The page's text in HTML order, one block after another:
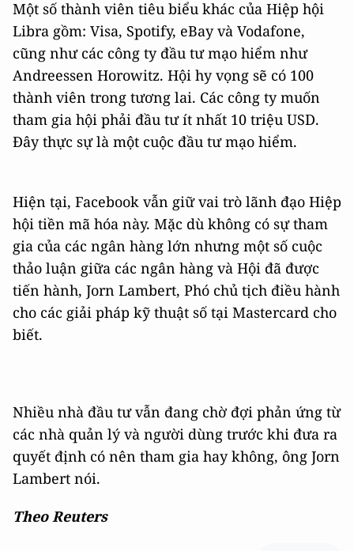
Một số thành viên tiêu biểu khác của Hiệp hội
Libra gồm: Visa, Spotify, eBay và Vodafone,
cũng như các công ty đầu tư mạo hiểm như
Andreessen Horowitz. Hội hy vọng sẽ có 100
thành viên trong tương lai. Các công ty muốn
tham gia hội phải đầu tư ít nhất 10 triệu USD.
Đây thực sự là một cuộc đầu tư mạo hiểm.
Hiện tại, Facebook vẫn giữ vai trò lãnh đạo Hiệp
hội tiền mã hóa này. Mặc dù không có sự tham
gia của các ngân hàng lớn nhưng một số cuộc
thảo luận giữa các ngân hàng và Hội đã được
tiến hành, Jorn Lambert, Phó chủ tịch điều hành
cho các giải pháp kỹ thuật số tại Mastercard cho
biết.
Nhiều nhà đầu tư vẫn đang chờ đợi phản ứng từ
các nhà quản lý và người dùng trước khi đưa ra
quyết định có nên tham gia hay không, ông Jorn
Lambert nói.
Theo Reuters